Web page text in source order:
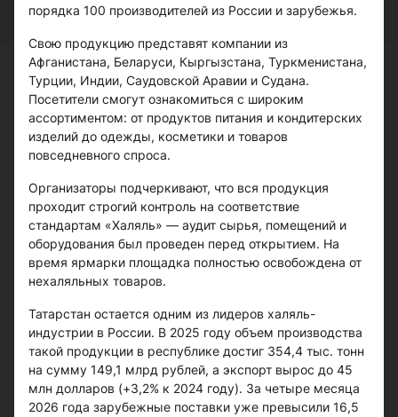
порядка 100 производителей из России и зарубежья.
Свою продукцию представят компании из
Афганистана, Беларуси, Кыргызстана, Туркменистана,
Турции, Индии, Саудовской Аравии и Судана.
Посетители смогут ознакомиться с широким
ассортиментом: от продуктов питания и кондитерских
изделий до одежды, косметики и товаров
повседневного спроса.
Организаторы подчеркивают, что вся продукция
проходит строгий контроль на соответствие
стандартам «Халяль» — аудит сырья, помещений и
оборудования был проведен перед открытием. На
время ярмарки площадка полностью освобождена от
нехаляльных товаров.
Татарстан остается одним из лидеров халяль-
индустрии в России. В 2025 году объем производства
такой продукции в республике достиг 354,4 тыс. тонн
на сумму 149,1 млрд рублей, а экспорт вырос до 45
млн долларов (+3,2% к 2024 году). За четыре месяца
2026 года зарубежные поставки уже превысили 16,5